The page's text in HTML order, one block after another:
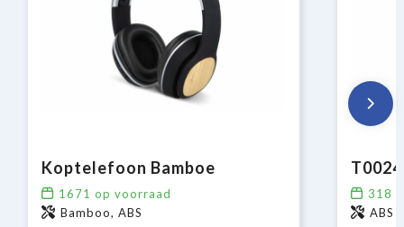
Koptelefoon Bamboe
1671 op voorraad
Bamboo, ABS
318
ABS